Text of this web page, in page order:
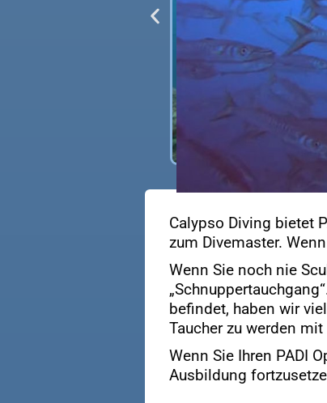
Calypso Diving bietet
zum Divemaster.
Wenn Sie noch nie
befindet, haben wir
Taucher zu werden
Wenn Sie Ihren PADI
Ausbildung